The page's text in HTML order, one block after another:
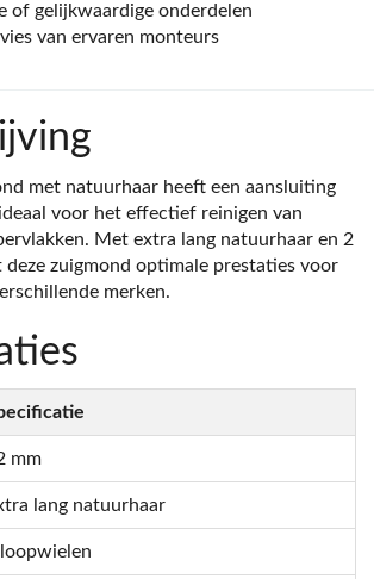
of gelijkwaardige onderdelen
van ervaren monteurs
met natuurhaar heeft een aansluiting
voor het effectief reinigen van
Met extra lang natuurhaar en 2
zuigmond optimale prestaties voor
merken.
mm
lang natuurhaar